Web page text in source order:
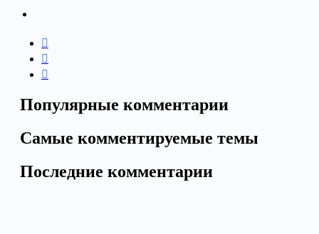
Популярные комментарии
Самые комментируемые темы
Последние комментарии